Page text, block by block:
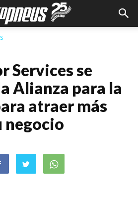
Services se
Alianza para la
atraer más
negocio